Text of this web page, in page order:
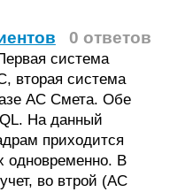
0 ответов
система
вторая система
АС Смета. Обе
На данный
приходится
одновременно. В
во втрой (АС